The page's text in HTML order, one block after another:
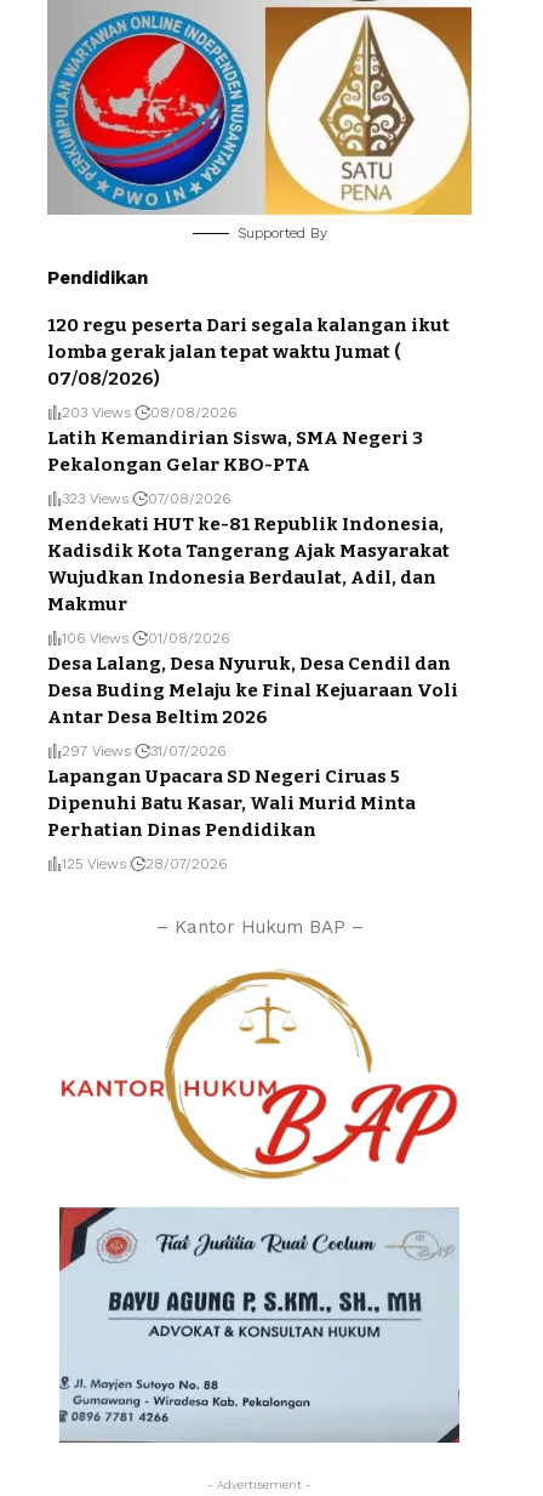
Supported By
Pendidikan
120 regu peserta Dari segala kalangan ikut
lomba gerak jalan tepat waktu Jumat (
07/08/2026)
203 Views 08/08/2026
Latih Kemandirian Siswa, SMA Negeri 3
Pekalongan Gelar KBO-PTA
323 Views 07/08/2026
Mendekati HUT ke-81 Republik Indonesia,
Kadisdik Kota Tangerang Ajak Masyarakat
Wujudkan Indonesia Berdaulat, Adil, dan
Makmur
106 Views 01/08/2026
Desa Lalang, Desa Nyuruk, Desa Cendil dan
Desa Buding Melaju ke Final Kejuaraan Voli
Antar Desa Beltim 2026
297 Views 31/07/2026
Lapangan Upacara SD Negeri Ciruas 5
Dipenuhi Batu Kasar, Wali Murid Minta
Perhatian Dinas Pendidikan
125 Views 28/07/2026
– Kantor Hukum BAP –
- Advertisement -